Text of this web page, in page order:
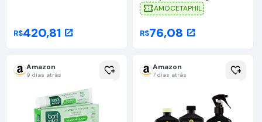
R$420,81 open_in_new
Restaura a Barreira
Natural da Pele em 1
Dermatologistas para Pele
confirmation_numberAMOCETAPHIL
R$76,08 open_in_new
Amazon
9 dias atrás heart_plus Amazon
7 dias atrás heart_plus